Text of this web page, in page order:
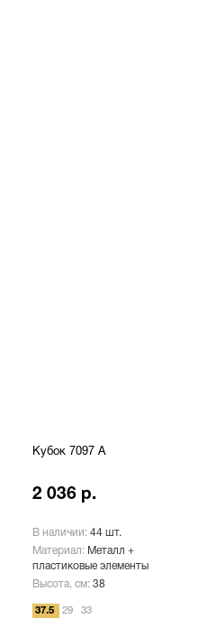
Кубок 7097 A
2 036 р.
В наличии: 44 шт.
Материал: Металл +
пластиковые элементы
Высота, см: 38
37.5 29 33